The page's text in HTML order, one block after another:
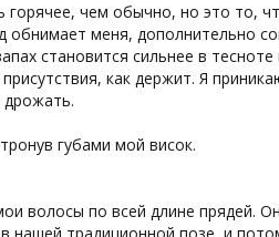
чем обычно, но это то,
обнимает меня, дополнительно
становится сильнее в
как держит. Я
дрожать.
губами мой висок.
волосы по всей длине прядей.